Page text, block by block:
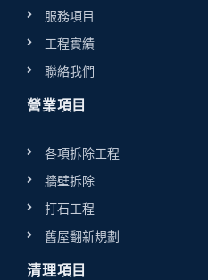
服務項目
工程實績
聯絡我們
營業項目
各項拆除工程
牆壁拆除
打石工程
舊屋翻新規劃
清理項目